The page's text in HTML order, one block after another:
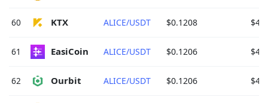
60 KTX ALICE/USDT $0.1208
61 EasiCoin ALICE/USDT $0.1206
62 Ourbit ALICE/USDT $0.1206